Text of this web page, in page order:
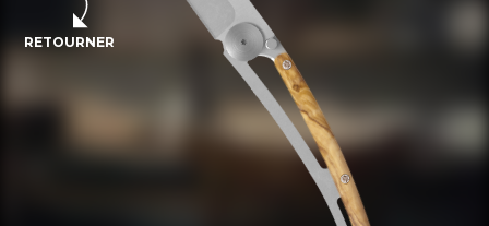
RETOURNER